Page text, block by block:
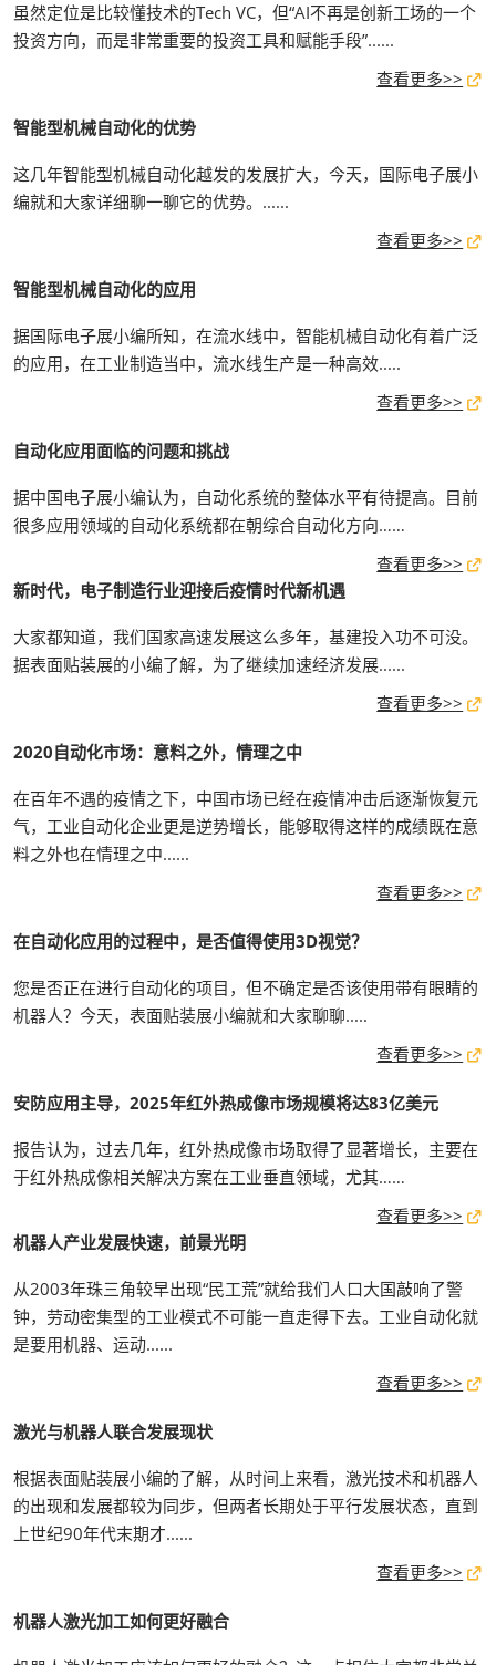
虽然定位是比较懂技术的Tech VC，但“AI不再是创新工场的一个
投资方向，而是非常重要的投资工具和赋能手段”......
查看更多>>
智能型机械自动化的优势
这几年智能型机械自动化越发的发展扩大，今天，国际电子展小
编就和大家详细聊一聊它的优势。......
查看更多>>
智能型机械自动化的应用
据国际电子展小编所知，在流水线中，智能机械自动化有着广泛
的应用，在工业制造当中，流水线生产是一种高效.....
查看更多>>
自动化应用面临的问题和挑战
据中国电子展小编认为，自动化系统的整体水平有待提高。目前
很多应用领域的自动化系统都在朝综合自动化方向……
查看更多>>
新时代，电子制造行业迎接后疫情时代新机遇
大家都知道，我们国家高速发展这么多年，基建投入功不可没。
据表面贴装展的小编了解，为了继续加速经济发展......
查看更多>>
2020自动化市场：意料之外，情理之中
在百年不遇的疫情之下，中国市场已经在疫情冲击后逐渐恢复元
气，工业自动化企业更是逆势增长，能够取得这样的成绩既在意
料之外也在情理之中......
查看更多>>
在自动化应用的过程中，是否值得使用3D视觉？
您是否正在进行自动化的项目，但不确定是否该使用带有眼睛的
机器人？今天，表面贴装展小编就和大家聊聊.....
查看更多>>
安防应用主导，2025年红外热成像市场规模将达83亿美元
报告认为，过去几年，红外热成像市场取得了显著增长，主要在
于红外热成像相关解决方案在工业垂直领域，尤其……
查看更多>>
机器人产业发展快速，前景光明
从2003年珠三角较早出现“民工荒”就给我们人口大国敲响了警
钟，劳动密集型的工业模式不可能一直走得下去。工业自动化就
是要用机器、运动......
查看更多>>
激光与机器人联合发展现状
根据表面贴装展小编的了解，从时间上来看，激光技术和机器人
的出现和发展都较为同步，但两者长期处于平行发展状态，直到
上世纪90年代末期才......
查看更多>>
机器人激光加工如何更好融合